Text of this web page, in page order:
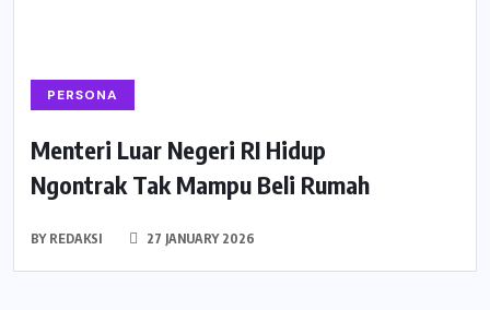
PERSONA
Menteri Luar Negeri RI Hidup
Ngontrak Tak Mampu Beli Rumah
BY REDAKSI 27 JANUARY 2026